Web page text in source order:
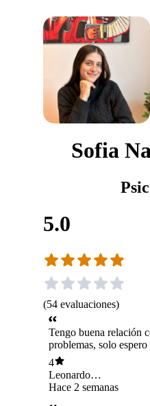
Sofia
5.0
(54 evaluaciones)
Tengo buena relación
problemas, solo
sección pronto, el
4
Leonardo
Valenzuela Ormero
Hace 2 semanas